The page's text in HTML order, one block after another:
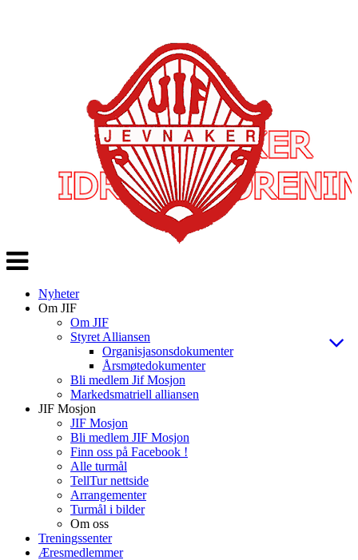
Veksle
navigasjon
Nyheter
Om JIF
Om JIF
Styret Alliansen
Organisjasonsdokumenter
Årsmøtedokumenter
Bli medlem Jif Mosjon
Markedsmatriell alliansen
JIF Mosjon
JIF Mosjon
Bli medlem JIF Mosjon
Finn oss på Facebook !
Alle turmål
TellTur nettside
Arrangementer
Turmål i bilder
Om oss
Treningssenter
Æresmedlemmer